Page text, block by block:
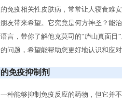
免疫相关性皮肤病，常常让人寝食
友带来希望。它究竟是何方神圣？能
言，带你了解他克莫司的“庐山真面目
问题，希望能帮助您更好地认识和应对
免疫抑制剂
种能够抑制免疫反应的药物，但它并